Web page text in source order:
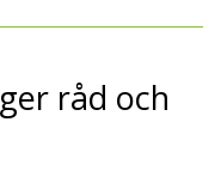
råd och